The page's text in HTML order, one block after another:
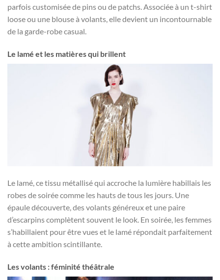
parfois customisée de pins ou de patchs. Associée à un t-shirt
loose ou une blouse à volants, elle devient un incontournable
de la garde-robe casual.
Le lamé et les matières qui brillent
Le lamé, ce tissu métallisé qui accroche la lumière habillais les
robes de soirée comme les hauts de tous les jours. Une
épaule découverte, des volants généreux et une paire
d’escarpins complètent souvent le look. En soirée, les femmes
s’habillaient pour être vues et le lamé répondait parfaitement
à cette ambition scintillante.
Les volants : féminité théâtrale